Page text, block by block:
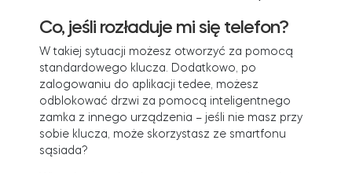
Biznes
Integracje
Tedee PRO
Akcesoria
BLOG
Co, jeśli rozładuje mi się telefon?
W takiej sytuacji możesz otworzyć za pomocą
standardowego klucza. Dodatkowo, po
zalogowaniu do aplikacji tedee, możesz
odblokować drzwi za pomocą inteligentnego
zamka z innego urządzenia – jeśli nie masz przy
sobie klucza, może skorzystasz ze smartfonu
sąsiada?